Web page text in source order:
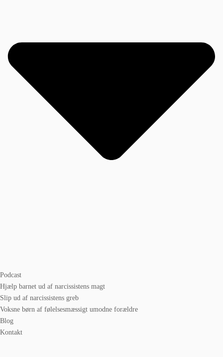
Podcast
Hjælp barnet ud af narcissistens magt
Slip ud af narcissistens greb
Voksne børn af følelsesmæssigt umodne forældre
Blog
Kontakt